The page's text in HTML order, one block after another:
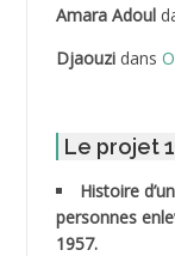
ABDELLI
ABDELLI
ABDESMED
Amara Adoul
Djaouzidans
Le projet
Histoire
personnes
1957.